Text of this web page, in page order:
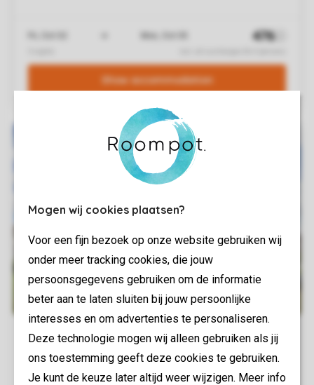
Mogen wij cookies plaatsen?
Voor een fijn bezoek op onze website gebruiken wij
onder meer tracking cookies, die jouw
persoonsgegevens gebruiken om de informatie
beter aan te laten sluiten bij jouw persoonlijke
interesses en om advertenties te personaliseren.
Deze technologie mogen wij alleen gebruiken als jij
ons toestemming geeft deze cookies te gebruiken.
Je kunt de keuze later altijd weer wijzigen. Meer info